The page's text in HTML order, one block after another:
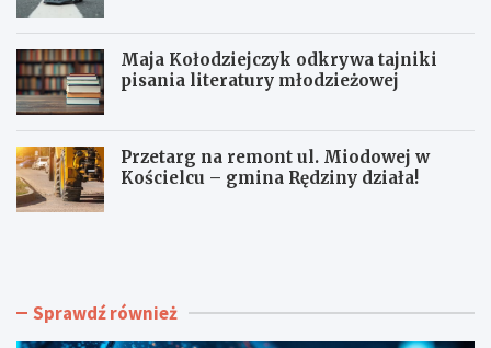
Maja Kołodziejczyk odkrywa tajniki
pisania literatury młodzieżowej
Przetarg na remont ul. Miodowej w
Kościelcu – gmina Rędziny działa!
U
A
C
o Sprawdź również